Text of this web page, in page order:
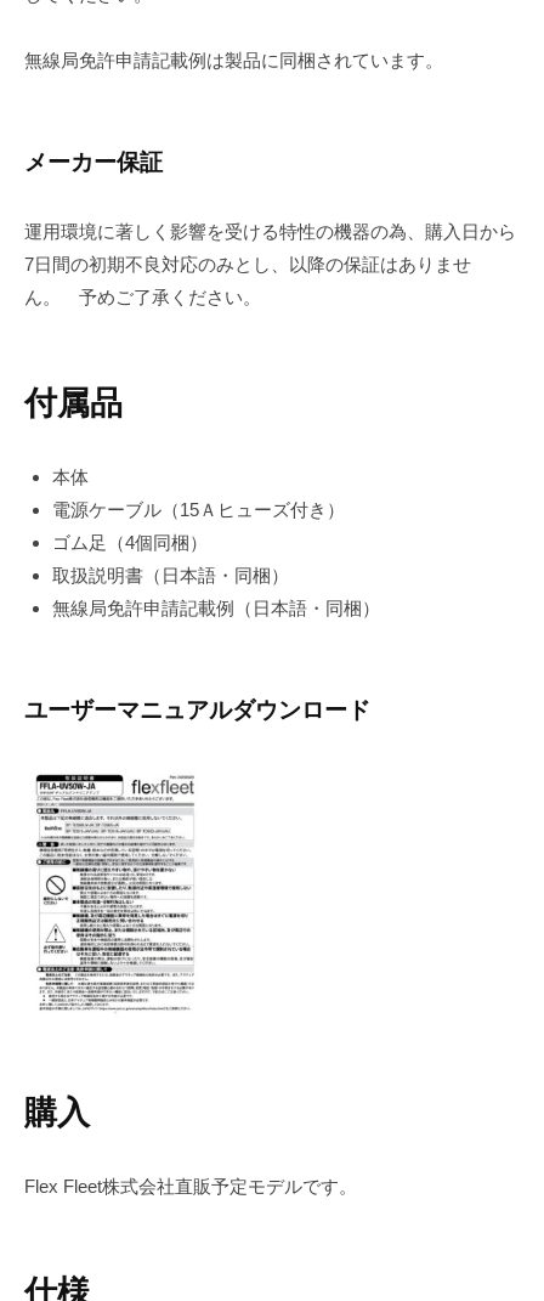
無線局免許申請記載例は製品に同梱されています。
メーカー保証
運用環境に著しく影響を受ける特性の機器の為、購入日から
7日間の初期不良対応のみとし、以降の保証はありませ
ん。 予めご了承ください。
付属品
本体
電源ケーブル（15Ａヒューズ付き）
ゴム足（4個同梱）
取扱説明書（日本語・同梱）
無線局免許申請記載例（日本語・同梱）
ユーザーマニュアルダウンロード
購入
Flex Fleet株式会社直販予定モデルです。
仕様